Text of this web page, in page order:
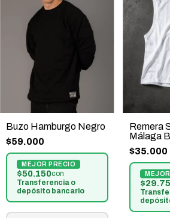
Buzo Hamburgo Negro
$59.000
$50.150con
Transferencia o
depósito bancario
Remera
Málaga
$35.000